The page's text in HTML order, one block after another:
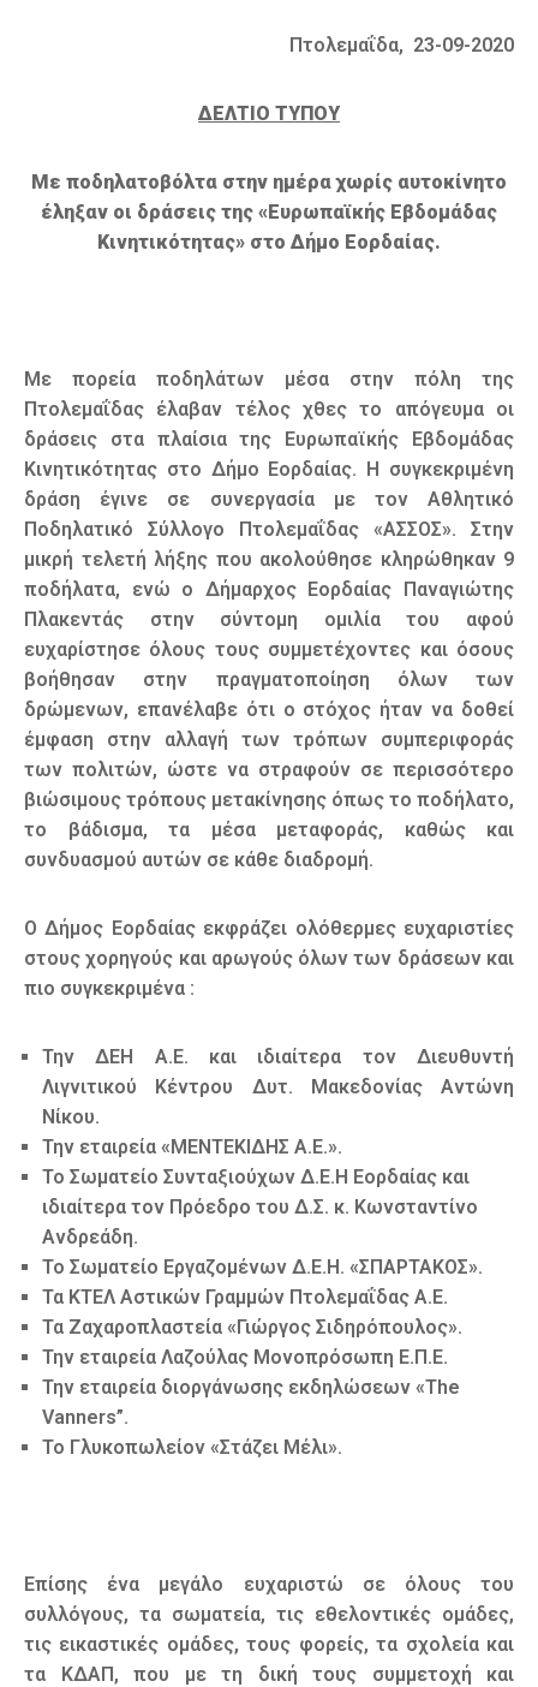
Πτολεμαΐδα, 23-09-2020
ΔΕΛΤΙΟ ΤΥΠΟΥ
Με ποδηλατοβόλτα στην ημέρα χωρίς αυτοκίνητο
έληξαν οι δράσεις της «Ευρωπαϊκής Εβδομάδας
Κινητικότητας» στο Δήμο Εορδαίας.
Με πορεία ποδηλάτων μέσα στην πόλη της
Πτολεμαΐδας έλαβαν τέλος χθες το απόγευμα οι
δράσεις στα πλαίσια της Ευρωπαϊκής Εβδομάδας
Κινητικότητας στο Δήμο Εορδαίας. Η συγκεκριμένη
δράση έγινε σε συνεργασία με τον Αθλητικό
Ποδηλατικό Σύλλογο Πτολεμαΐδας «ΑΣΣΟΣ». Στην
μικρή τελετή λήξης που ακολούθησε κληρώθηκαν 9
ποδήλατα, ενώ ο Δήμαρχος Εορδαίας Παναγιώτης
Πλακεντάς στην σύντομη ομιλία του αφού
ευχαρίστησε όλους τους συμμετέχοντες και όσους
βοήθησαν στην πραγματοποίηση όλων των
δρώμενων, επανέλαβε ότι ο στόχος ήταν να δοθεί
έμφαση στην αλλαγή των τρόπων συμπεριφοράς
των πολιτών, ώστε να στραφούν σε περισσότερο
βιώσιμους τρόπους μετακίνησης όπως το ποδήλατο,
το βάδισμα, τα μέσα μεταφοράς, καθώς και
συνδυασμού αυτών σε κάθε διαδρομή.
Ο Δήμος Εορδαίας εκφράζει ολόθερμες ευχαριστίες
στους χορηγούς και αρωγούς όλων των δράσεων και
πιο συγκεκριμένα :
Την ΔΕΗ Α.Ε. και ιδιαίτερα τον Διευθυντή
Λιγνιτικού Κέντρου Δυτ. Μακεδονίας Αντώνη
Νίκου.
Την εταιρεία «ΜΕΝΤΕΚΙΔΗΣ Α.Ε.».
Το Σωματείο Συνταξιούχων Δ.Ε.Η Εορδαίας και
ιδιαίτερα τον Πρόεδρο του Δ.Σ. κ. Κωνσταντίνο
Ανδρεάδη.
Το Σωματείο Εργαζομένων Δ.Ε.Η. «ΣΠΑΡΤΑΚΟΣ».
Τα ΚΤΕΛ Αστικών Γραμμών Πτολεμαΐδας Α.Ε.
Τα Ζαχαροπλαστεία «Γιώργος Σιδηρόπουλος».
Την εταιρεία Λαζούλας Μονοπρόσωπη Ε.Π.Ε.
Την εταιρεία διοργάνωσης εκδηλώσεων «The
Vanners”.
Το Γλυκοπωλείον «Στάζει Μέλι».
Επίσης ένα μεγάλο ευχαριστώ σε όλους του
συλλόγους, τα σωματεία, τις εθελοντικές ομάδες,
τις εικαστικές ομάδες, τους φορείς, τα σχολεία και
τα ΚΔΑΠ, που με τη δική τους συμμετοχή και